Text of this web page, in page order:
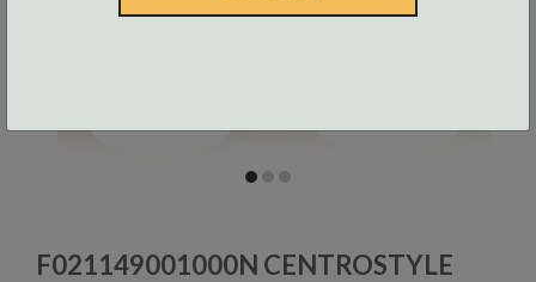
itemitemitem
of
F021149001000N CENTROSTYLE